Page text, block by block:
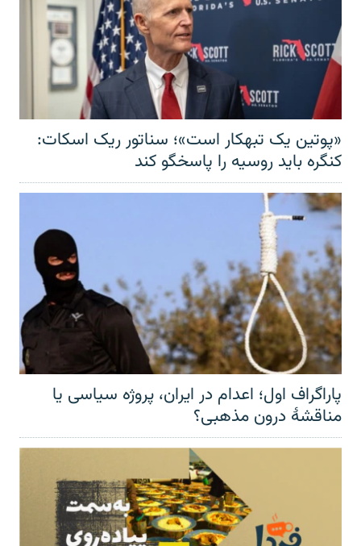
«پوتین یک تبهکار است»؛ سناتور ریک اسکات:
کنگره باید روسیه را پاسخگو کند
پاراگراف اول؛ اعدام در ایران، پروژه سیاسی یا
مناقشهٔ درون مذهبی؟